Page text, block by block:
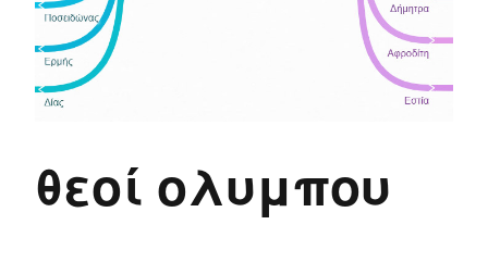
θεοί ολυμπου